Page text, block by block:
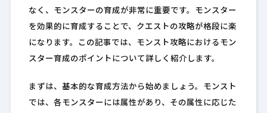
なく、モンスターの育成が非常に重要です。モンスター
を効果的に育成することで、クエストの攻略が格段に楽
になります。この記事では、モンスト攻略におけるモン
スター育成のポイントについて詳しく紹介します。
まずは、基本的な育成方法から始めましょう。モンスト
では、各モンスターには属性があり、その属性に応じた